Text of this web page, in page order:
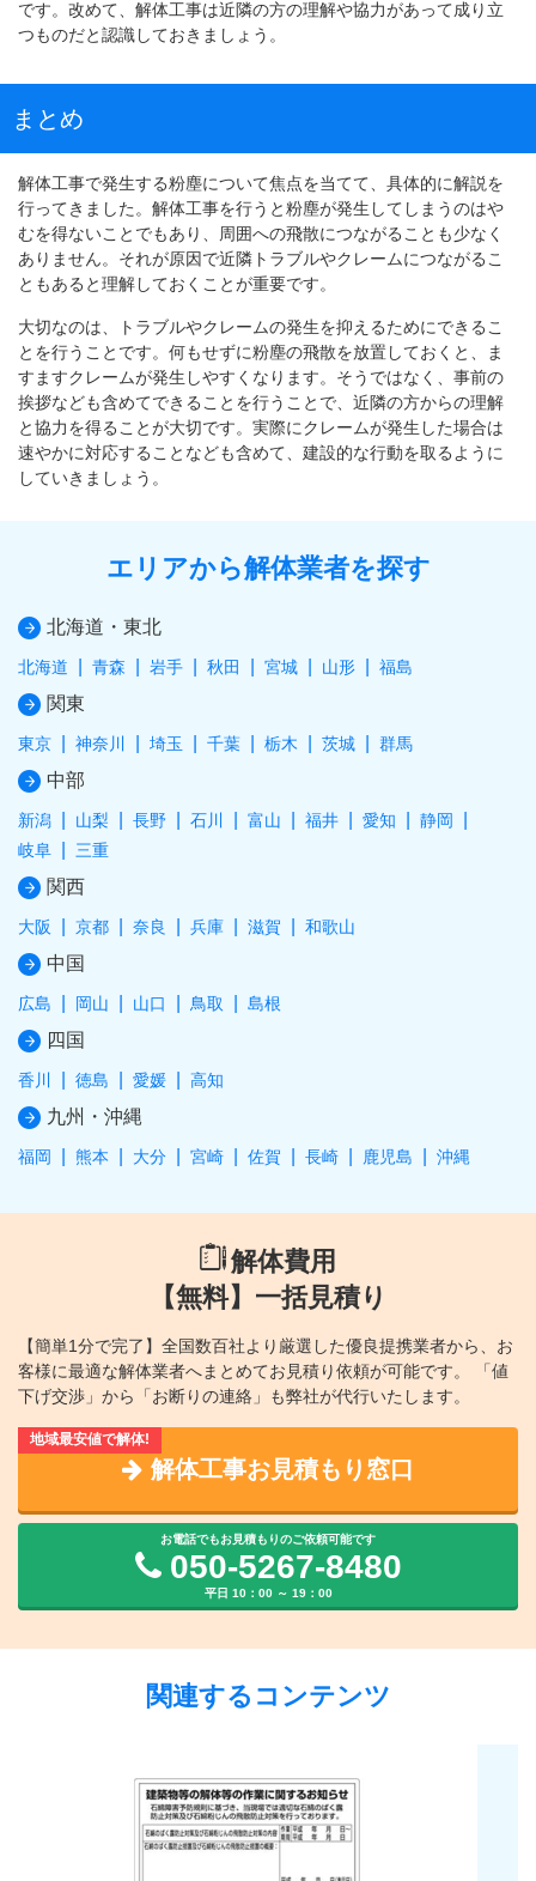
です。改めて、解体工事は近隣の方の理解や協力があって成り立
つものだと認識しておきましょう。
まとめ
解体工事で発生する粉塵について焦点を当てて、具体的に解説を
行ってきました。解体工事を行うと粉塵が発生してしまうのはや
むを得ないことでもあり、周囲への飛散につながることも少なく
ありません。それが原因で近隣トラブルやクレームにつながるこ
ともあると理解しておくことが重要です。
大切なのは、トラブルやクレームの発生を抑えるためにできるこ
とを行うことです。何もせずに粉塵の飛散を放置しておくと、ま
すますクレームが発生しやすくなります。そうではなく、事前の
挨拶なども含めてできることを行うことで、近隣の方からの理解
と協力を得ることが大切です。実際にクレームが発生した場合は
速やかに対応することなども含めて、建設的な行動を取るように
していきましょう。
エリアから解体業者を探す
北海道・東北
北海道 青森 岩手 秋田 宮城 山形 福島
関東
東京 神奈川 埼玉 千葉 栃木 茨城 群馬
中部
新潟 山梨 長野 石川 富山 福井 愛知
静岡
岐阜
三重
関西
大阪 京都 奈良 兵庫 滋賀 和歌山
中国
広島 岡山 山口 鳥取 島根
四国
香川 徳島 愛媛 高知
九州・沖縄
福岡 熊本 大分 宮崎 佐賀 長崎 鹿児島 沖縄
解体費用
【無料】一括見積り
【簡単1分で完了】全国数百社より厳選した優良提携業者から、 お
客様に最適な解体業者へまとめてお見積り依頼が可能です。
「値
下げ交渉」から「お断りの連絡」も弊社が代行いたします。
解体工事お見積もり窓口
お電話でもお見積もりのご依頼可能です
050-5267-8480
平日 10：00 ～ 19：00
関連するコンテンツ